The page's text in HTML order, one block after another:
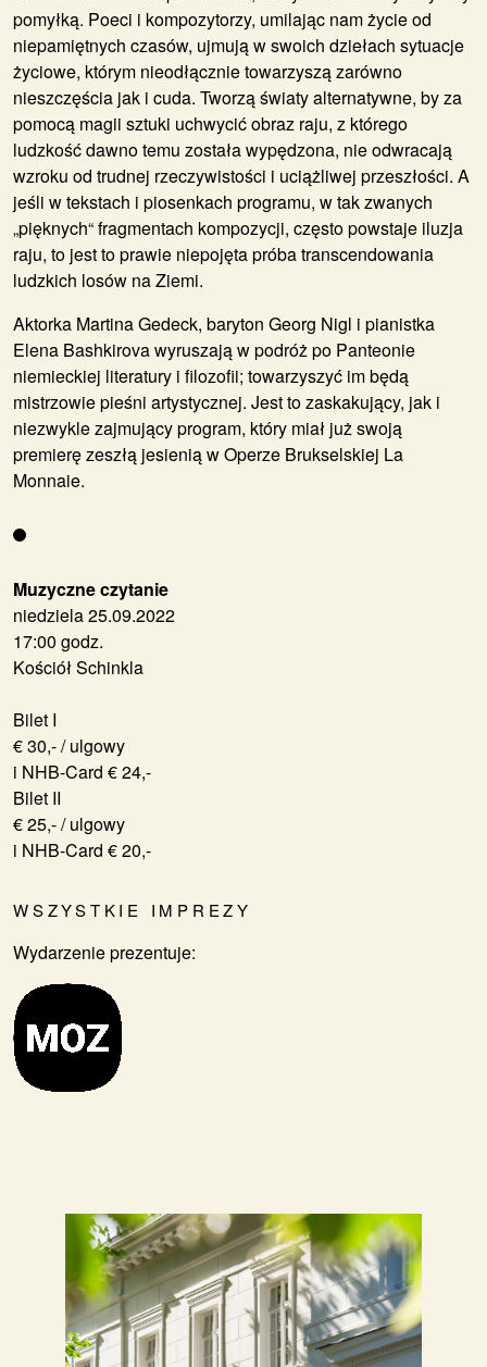
Muzyczne czytanie
niedziela 25.09.2022
17:00 godz.
Kościół Schinkla
Bilet I
€ 30,- / ulgowy
i NHB-Card € 24,-
Bilet II
€ 25,- / ulgowy
i NHB-Card € 20,-
WSZYSTKIE IMPREZY
Wydarzenie prezentuje:
pomyłką. Poeci i kompozytorzy, umilając nam życie od
niepamiętnych czasów, ujmują w swoich dziełach sytuacje
życiowe, którym nieodłącznie towarzyszą zarówno
nieszczęścia jak i cuda. Tworzą światy alternatywne, by za
pomocą magii sztuki uchwycić obraz raju, z którego
ludzkość dawno temu została wypędzona, nie odwracają
wzroku od trudnej rzeczywistości i uciążliwej przeszłości. A
jeśli w tekstach i piosenkach programu, w tak zwanych
„pięknych“ fragmentach kompozycji, często powstaje iluzja
raju, to jest to prawie niepojęta próba transcendowania
ludzkich losów na Ziemi.
Aktorka Martina Gedeck, baryton Georg Nigl i pianistka
Elena Bashkirovawyruszają w podróż po Panteonie
niemieckiej literatury i filozofii; towarzyszyć im będą
mistrzowie pieśni artystycznej. Jest to zaskakujący, jak i
niezwykle zajmujący program, który miał już swoją
premierę zeszłą jesienią w Operze Brukselskiej La
Monnaie.